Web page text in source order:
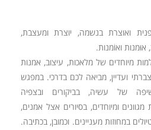
ואוצרת בנשמה, יוצרת ומעצבת,
אוּמנות ואוֹמנות.
מיוחדים של מלאכות, עיצוב, אמנות
ועדיין, מביאה לכם בדרכי. במפגש
של עשיה, בביקורים ובצפיה
ומיוחדים, בסיורים אצל אמנים,
במחוזות מעניינים. וכמובן, בכתיבה.